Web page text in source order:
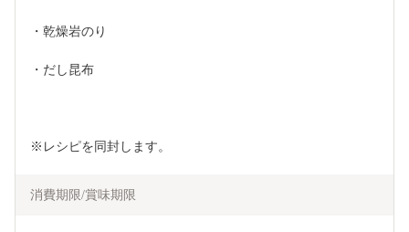
・乾燥岩のり
・だし昆布
※レシピを同封します。
消費期限/賞味期限